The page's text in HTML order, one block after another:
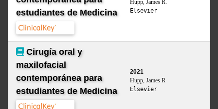
estudiantes de Medicina
Hupp, James R.
Elsevier
Cirugía oral y
maxilofacial
contemporánea para
estudiantes de Medicina
2021
Hupp, James R
Elsevier